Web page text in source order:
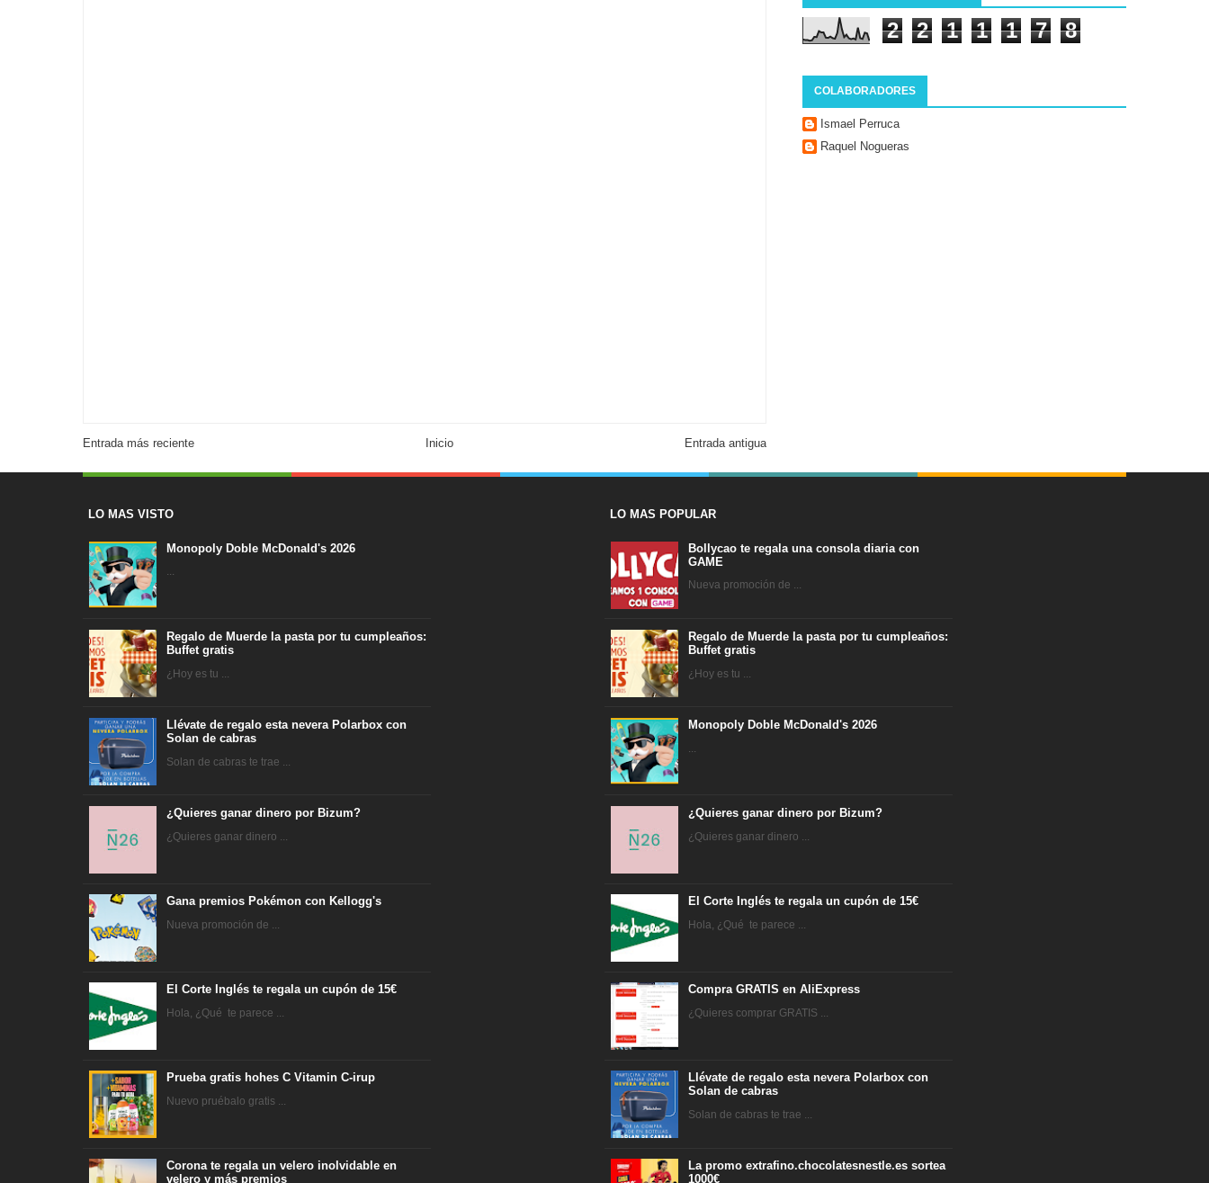
Entrada más reciente Entrada antigua
Inicio
2 2 1 1 1 7 8
COLABORADORES
Ismael Perruca
Raquel Nogueras
LO MAS VISTO
Monopoly Doble McDonald's 2026
...
Regalo de Muerde la pasta por tu cumpleaños:
Buffet gratis
¿Hoy es tu ...
Llévate de regalo esta nevera Polarbox con
Solan de cabras
Solan de cabras te trae ...
¿Quieres ganar dinero por Bizum?
¿Quieres ganar dinero ...
Gana premios Pokémon con Kellogg's
Nueva promoción de ...
El Corte Inglés te regala un cupón de 15€
Hola, ¿Qué te parece ...
Prueba gratis hohes C Vitamin C-irup
Nuevo pruébalo gratis ...
Corona te regala un velero inolvidable en
velero y más premios
LO MAS POPULAR
Bollycao te regala una consola diaria con
GAME
Nueva promoción de ...
Regalo de Muerde la pasta por tu cumpleaños:
Buffet gratis
¿Hoy es tu ...
Monopoly Doble McDonald's 2026
¿Quieres ganar dinero por Bizum?
¿Quieres ganar dinero ...
El Corte Inglés te regala un cupón de 15€
Hola, ¿Qué te parece ...
Compra GRATIS en AliExpress
¿Quieres comprar GRATIS ...
Llévate de regalo esta nevera Polarbox con
Solan de cabras
Solan de cabras te trae ...
La promo extrafino.chocolatesnestle.es sortea
1000€